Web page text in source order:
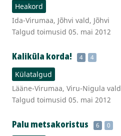
Heakord
Ida-Virumaa, Jõhvi vald, Jõhvi
Talgud toimusid 05. mai 2012
Kaliküla korda! 4 4
Külatalgud
Lääne-Virumaa, Viru-Nigula vald
Talgud toimusid 05. mai 2012
Palu metsakoristus 6 0